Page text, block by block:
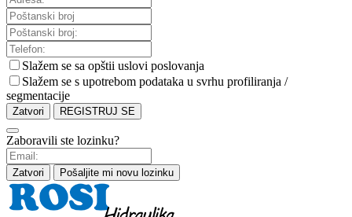
Slažem se sa opštii uslovi poslovanja
Slažem se s upotrebom podataka u svrhu profiliranja /
segmentacije
Zatvori REGISTRUJ SE
Zaboravili ste lozinku?
Zatvori Pošaljite mi novu lozinku